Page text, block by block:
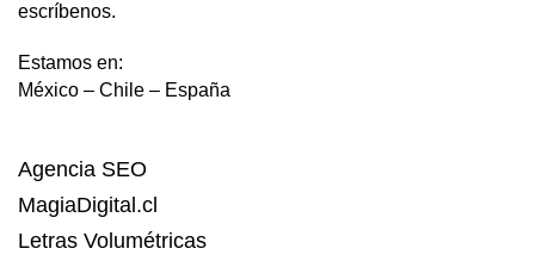
escríbenos.
Estamos en:
México – Chile – España
Agencia SEO
MagiaDigital.cl
Letras Volumétricas